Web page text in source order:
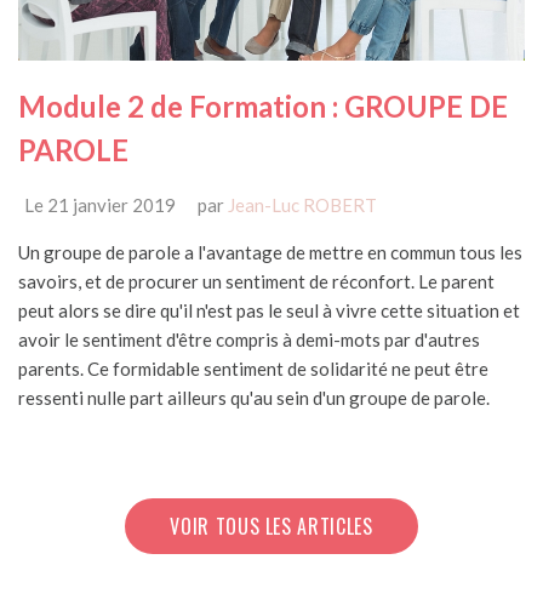
Module 2 de Formation : GROUPE DE
PAROLE
Le 21 janvier 2019 par Jean-Luc ROBERT
Un groupe de parole a l'avantage de mettre en commun tous les
savoirs, et de procurer un sentiment de réconfort. Le parent
peut alors se dire qu'il n'est pas le seul à vivre cette situation et
avoir le sentiment d'être compris à demi-mots par d'autres
parents. Ce formidable sentiment de solidarité ne peut être
ressenti nulle part ailleurs qu'au sein d'un groupe de parole.
VOIR TOUS LES ARTICLES